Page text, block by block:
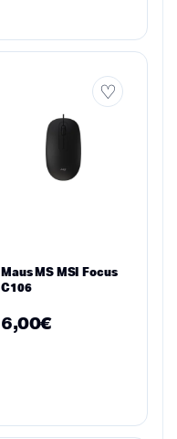
Maus MS MSI Focus
C106
6,00€